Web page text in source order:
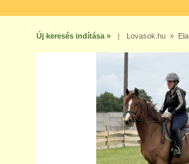
Új keresés indítása » | Lovasok.hu»